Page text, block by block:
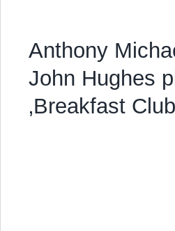
Anthony
John Hughes
‚Breakfast